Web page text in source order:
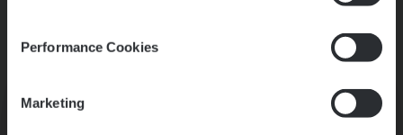
Performance Cookies
Marketing